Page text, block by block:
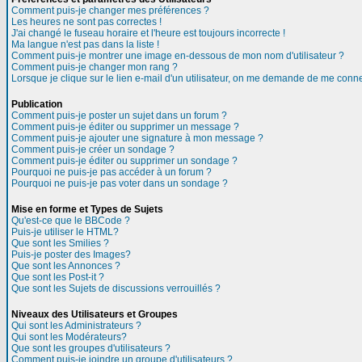
Comment puis-je changer mes préférences ?
Les heures ne sont pas correctes !
J'ai changé le fuseau horaire et l'heure est toujours incorrecte !
Ma langue n'est pas dans la liste !
Comment puis-je montrer une image en-dessous de mon nom d'utilisateur ?
Comment puis-je changer mon rang ?
Lorsque je clique sur le lien e-mail d'un utilisateur, on me demande de me
Publication
Comment puis-je poster un sujet dans un forum ?
Comment puis-je éditer ou supprimer un message ?
Comment puis-je ajouter une signature à mon message ?
Comment puis-je créer un sondage ?
Comment puis-je éditer ou supprimer un sondage ?
Pourquoi ne puis-je pas accéder à un forum ?
Pourquoi ne puis-je pas voter dans un sondage ?
Mise en forme et Types de Sujets
Qu'est-ce que le BBCode ?
Puis-je utiliser le HTML?
Que sont les Smilies ?
Puis-je poster des Images?
Que sont les Annonces ?
Que sont les Post-it ?
Que sont les Sujets de discussions verrouillés ?
Niveaux des Utilisateurs et Groupes
Qui sont les Administrateurs ?
Qui sont les Modérateurs?
Que sont les groupes d'utilisateurs ?
Comment puis-je joindre un groupe d'utilisateurs ?